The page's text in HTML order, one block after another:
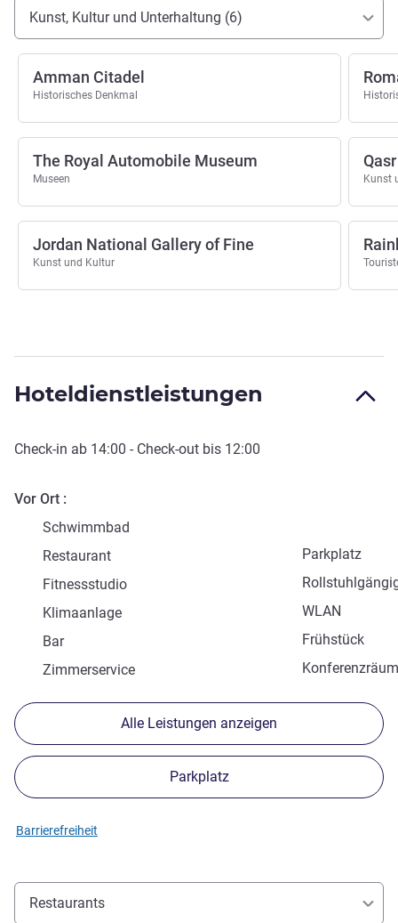
Erreichbarkeit und Anbindung
Kunst, Kultur und Unterhaltung (6)
Amman Citadel
Historisches Denkmal
The Royal Automobile Museum
Museen
Jordan National Gallery of Fine
Kunst und Kultur
Kunst
Hoteldienstleistungen
Check-in ab 14:00 - Check-out bis 12:00
Vor Ort
Schwimmbad
Parkplatz
Restaurant
Fitnessstudio
WLAN
Klimaanlage
Frühstück
Bar
Zimmerservice
Alle Leistungen anzeigen
Parkplatz
Barrierefreiheit
Restaurants